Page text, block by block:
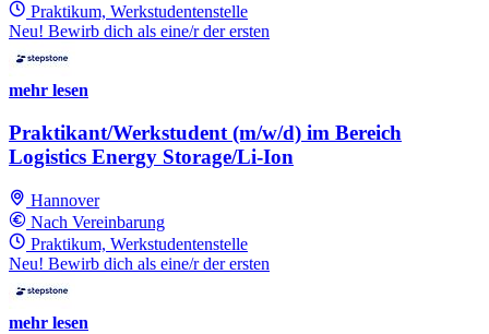
Praktikum, Werkstudentenstelle
Neu! Bewirb dich als eine/r der ersten
mehr lesen
Praktikant/Werkstudent (m/w/d) im Bereich
Logistics Energy Storage/Li-Ion
Hannover
Nach Vereinbarung
Praktikum, Werkstudentenstelle
Neu! Bewirb dich als eine/r der ersten
mehr lesen